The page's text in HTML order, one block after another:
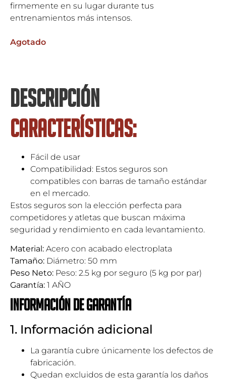
firmemente en su lugar durante tus
entrenamientos más intensos.
Agotado
DESCRIPCIÓN
Características:
Fácil de usar
Compatibilidad: Estos seguros son
compatibles con barras de tamaño estándar
en el mercado.
Estos seguros son la elección perfecta para
competidores y atletas que buscan máxima
seguridad y rendimiento en cada levantamiento.
Material: Acero con acabado electroplata
Tamaño: Diámetro: 50 mm
Peso Neto: Peso: 2.5 kg por seguro (5 kg por par)
Garantía: 1 AÑO
Información de garantía
1. Información adicional
La garantía cubre únicamente los defectos de
fabricación.
Quedan excluidos de esta garantía los daños